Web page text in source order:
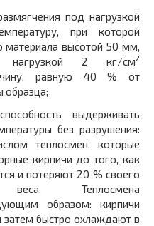
под нагрузкой
при которой
материала высотой 50 мм,
нагрузкой 2 кг/см2
равную 40 % от
образца;
выдерживать
без разрушения:
теплосмен, которые
кирпичи до того, как
и потеряют 20 % своего
веса. Теплосмена
образом: кирпичи
затем быстро охлаждают в